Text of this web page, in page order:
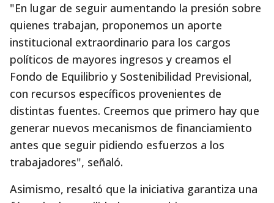
"En lugar de seguir aumentando la presión sobre
quienes trabajan, proponemos un aporte
institucional extraordinario para los cargos
políticos de mayores ingresos y creamos el
Fondo de Equilibrio y Sostenibilidad Previsional,
con recursos específicos provenientes de
distintas fuentes. Creemos que primero hay que
generar nuevos mecanismos de financiamiento
antes que seguir pidiendo esfuerzos a los
trabajadores", señaló.
Asimismo, resaltó que la iniciativa garantiza una